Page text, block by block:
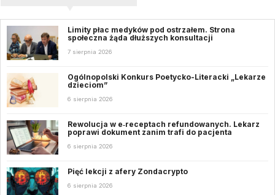
Limity płac medyków pod ostrzałem. Strona
społeczna żąda dłuższych konsultacji
7 sierpnia 2026
Ogólnopolski Konkurs Poetycko-Literacki „Lekarze
dzieciom”
6 sierpnia 2026
Rewolucja w e‑receptach refundowanych. Lekarz
poprawi dokument zanim trafi do pacjenta
6 sierpnia 2026
Pięć lekcji z afery Zondacrypto
6 sierpnia 2026